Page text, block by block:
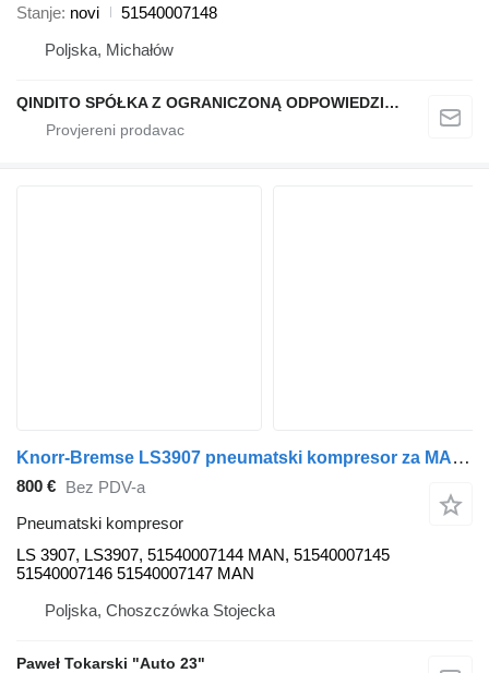
Stanje novi
51540007148
Poljska, Michałów
QINDITO SPÓŁKA Z OGRANICZONĄ ODPOWIEDZIALNOŚCIĄ
Knorr-Bremse LS3907 pneumatski kompresor za MAN TGX TGS kamiona
800 € Bez PDV-a
Pneumatski kompresor
LS 3907, LS3907, 51540007144 MAN, 51540007145
51540007146 51540007147 MAN
Poljska, Choszczówka Stojecka
Paweł Tokarski "Auto 23"